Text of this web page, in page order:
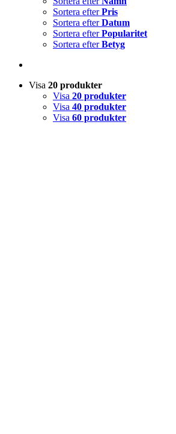
Sortera efterPris
Sortera efterDatum
Sortera efterPopularitet
Sortera efterBetyg
Visa 20 produkter
Visa 20 produkter
Visa 40 produkter
Visa 60 produkter